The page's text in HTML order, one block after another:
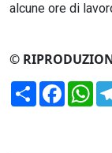
alcune ore di
©
Condividi